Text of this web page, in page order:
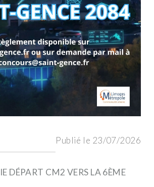
Publié le 23/07/2026
DÉPART CM2 VERS LA 6ÈME